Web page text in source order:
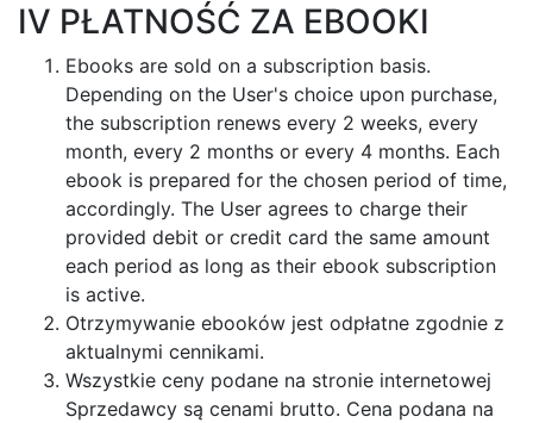
IV PŁATNOŚĆ ZA EBOOKI
Ebooks are sold on a subscription basis.
Depending on the User's choice upon purchase,
the subscription renews every 2 weeks, every
month, every 2 months or every 4 months. Each
ebook is prepared for the chosen period of time,
accordingly. The User agrees to charge their
provided debit or credit card the same amount
each period as long as their ebook subscription
is active.
Otrzymywanie ebooków jest odpłatne zgodnie z
aktualnymi cennikami.
Wszystkie ceny podane na stronie internetowej
Sprzedawcy są cenami brutto. Cena podana na